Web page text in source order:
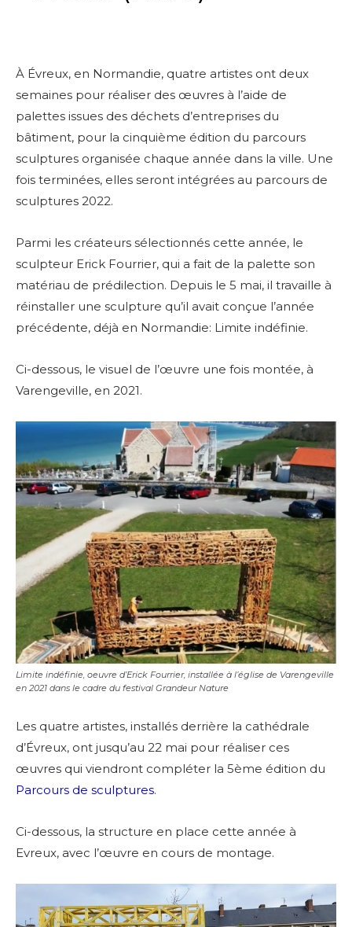
À Évreux, en Normandie, quatre artistes ont deux
semaines pour réaliser des œuvres à l’aide de
palettes issues des déchets d’entreprises du
bâtiment, pour la cinquième édition du parcours
sculptures organisée chaque année dans la ville. Une
fois terminées, elles seront intégrées au parcours de
sculptures 2022.
Parmi les créateurs sélectionnés cette année, le
sculpteur Erick Fourrier, qui a fait de la palette son
matériau de prédilection. Depuis le 5 mai, il travaille à
réinstaller une sculpture qu’il avait conçue l’année
précédente, déjà en Normandie: Limite indéfinie.
Ci-dessous, le visuel de l’œuvre une fois montée, à
Varengeville, en 2021.
Limite indéfinie, oeuvre d’Erick Fourrier, installée à l’église de Varengeville
en 2021 dans le cadre du festival Grandeur Nature
Les quatre artistes, installés derrière la cathédrale
d’Évreux, ont jusqu’au 22 mai pour réaliser ces
œuvres qui viendront compléter la 5ème édition du
Parcours de sculptures.
Ci-dessous, la structure en place cette année à
Evreux, avec l’œuvre en cours de montage.